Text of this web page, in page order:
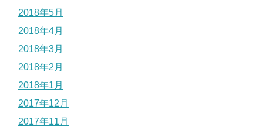
2018年5月
2018年4月
2018年3月
2018年2月
2018年1月
2017年12月
2017年11月